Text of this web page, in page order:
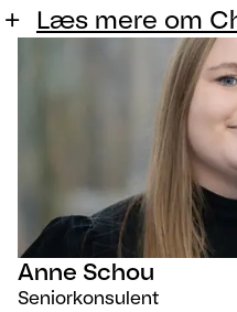
Læs mere om
Anne Schou
Seniorkonsulent